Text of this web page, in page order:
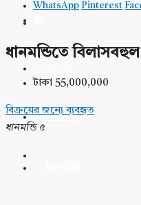
বিক্রয় করুন
WhatsApp Pinterest
ধানমন্ডিতে
টাকা 55,000,000
বিক্রয়ের জন্যেব্যবহৃত
ধানমন্ডি ৫